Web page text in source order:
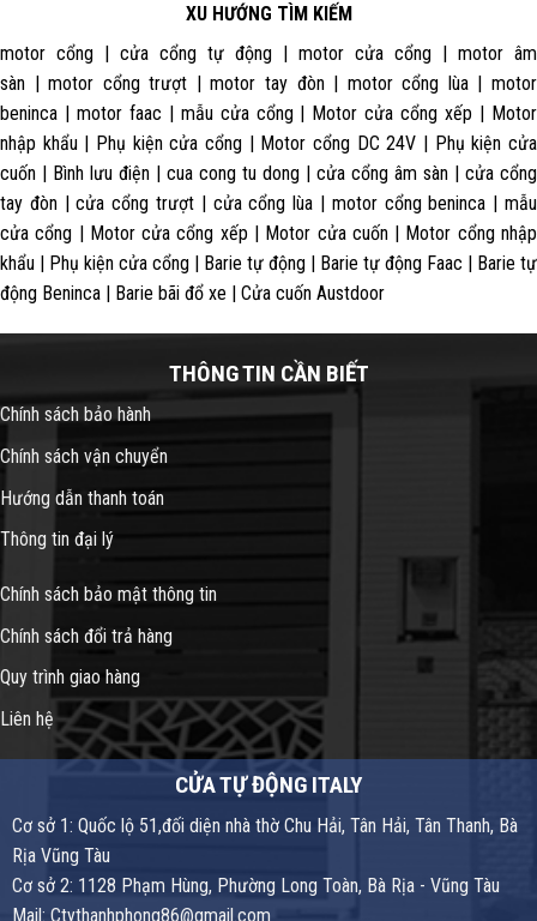
XU HƯỚNG TÌM KIẾM
motor cổng | cửa cổng tự động | motor cửa cổng | motor âm
sàn | motor cổng trượt | motor tay đòn | motor cổng lùa | motor
beninca | motor faac | mẫu cửa cổng | Motor cửa cổng xếp | Motor
nhập khẩu | Phụ kiện cửa cổng | Motor cổng DC 24V | Phụ kiện cửa
cuốn | Bình lưu điện | cua cong tu dong | cửa cổng âm sàn | cửa cổng
tay đòn | cửa cổng trượt | cửa cổng lùa | motor cổng beninca | mẫu
cửa cổng | Motor cửa cổng xếp | Motor cửa cuốn | Motor cổng nhập
khẩu | Phụ kiện cửa cổng | Barie tự động | Barie tự động Faac | Barie tự
động Beninca | Barie bãi đổ xe | Cửa cuốn Austdoor
THÔNG TIN CẦN BIẾT
Chính sách bảo hành
Chính sách vận chuyển
Hướng dẫn thanh toán
Thông tin đại lý
Chính sách bảo mật thông tin
Chính sách đổi trả hàng
Quy trình giao hàng
Liên hệ
CỬA TỰ ĐỘNG ITALY
Cơ sở 1: Quốc lộ 51,đối diện nhà thờ Chu Hải, Tân Hải, Tân Thanh, Bà
Rịa Vũng Tàu
Cơ sở 2: 1128 Phạm Hùng, Phường Long Toàn, Bà Rịa - Vũng Tàu
Mail: Ctythanhphong86@gmail.com